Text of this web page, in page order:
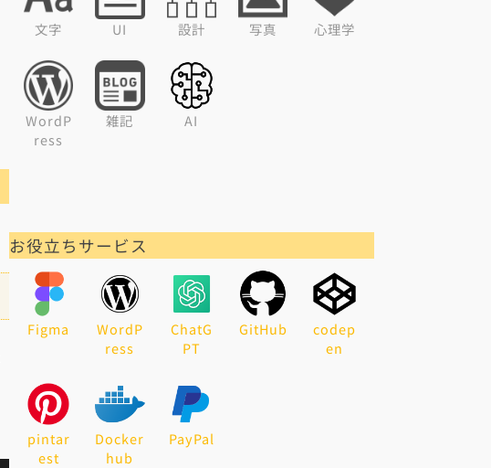
文字 UI 設計 写真 心理学
WordP
ress
雑記 AI
お役立ちサービス
Figma
WordP
ress
ChatG
PT
GitHub
codep
en
pintar
est
Docker
hub
PayPal